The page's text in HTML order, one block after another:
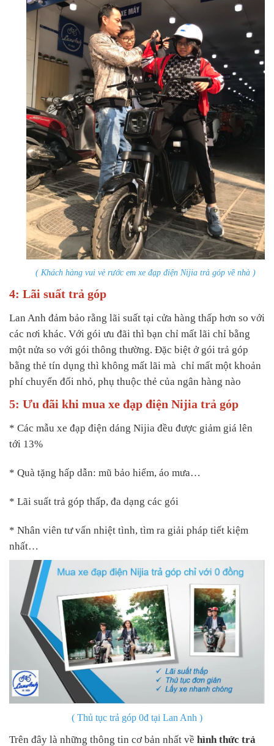
( Khách hàng vui vẻ rước em xe đạp điện Nijia trả góp về nhà )
4: Lãi suất trả góp
Lan Anh đảm bảo rằng lãi suất tại cửa hàng thấp hơn so với
các nơi khác. Với gói ưu đãi thì bạn chỉ mất lãi chỉ bằng
một nửa so với gói thông thường. Đặc biệt ở gói trả góp
bằng thẻ tín dụng thì không mất lãi mà chỉ mất một khoản
phí chuyển đổi nhỏ, phụ thuộc thẻ của ngân hàng nào
5: Ưu đãi khi mua xe đạp điện Nijia trả góp
* Các mẫu xe đạp điện dáng Nijia đều được giảm giá lên
tới 13%
* Quà tặng hấp dẫn: mũ bảo hiểm, áo mưa…
* Lãi suất trả góp thấp, đa dạng các gói
* Nhân viên tư vấn nhiệt tình, tìm ra giải pháp tiết kiệm
nhất…
( Thủ tục trả góp 0đ tại Lan Anh )
Trên đây là những thông tin cơ bản nhất về hình thức trả